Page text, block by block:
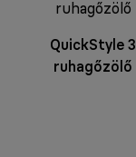
QuickStyle 3
ruhagőzölő